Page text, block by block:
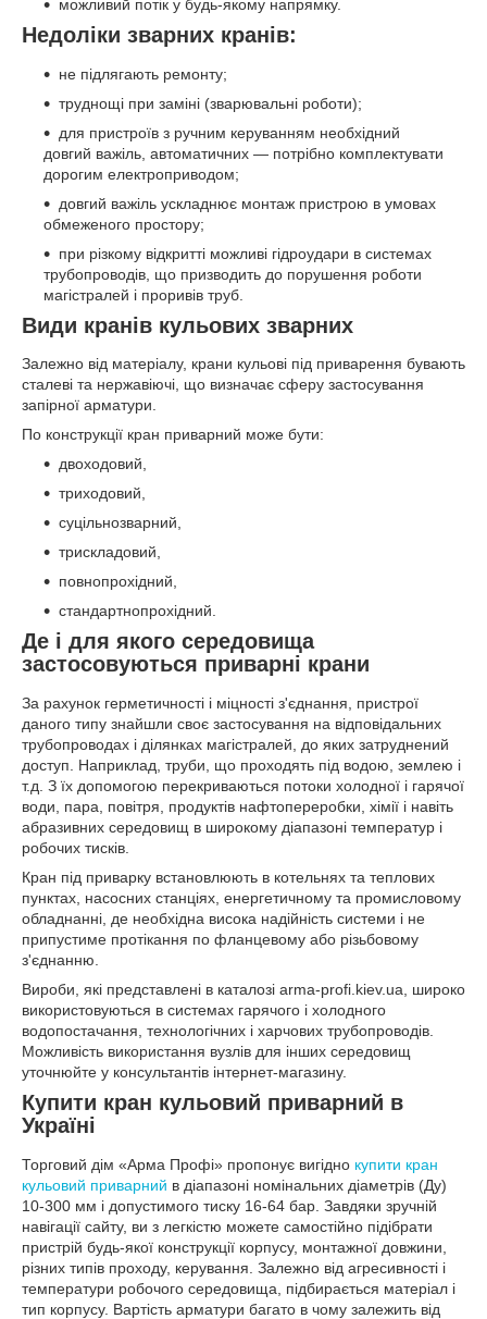
можливий потік у будь-якому напрямку.
Недоліки зварних кранів:
не підлягають ремонту;
труднощі при заміні (зварювальні роботи);
для пристроїв з ручним керуванням необхідний
довгий важіль, автоматичних — потрібно комплектувати
дорогим електроприводом;
довгий важіль ускладнює монтаж пристрою в умовах
обмеженого простору;
при різкому відкритті можливі гідроудари в системах
трубопроводів, що призводить до порушення роботи
магістралей і проривів труб.
Види кранів кульових зварних
Залежно від матеріалу, крани кульові під приварення бувають
сталеві та нержавіючі, що визначає сферу застосування
запірної арматури.
По конструкції кран приварний може бути:
двоходовий,
триходовий,
суцільнозварний,
трискладовий,
повнопрохідний,
стандартнопрохідний.
Де і для якого середовища
застосовуються приварні крани
За рахунок герметичності і міцності з'єднання, пристрої
даного типу знайшли своє застосування на відповідальних
трубопроводах і ділянках магістралей, до яких затруднений
доступ. Наприклад, труби, що проходять під водою, землею і
т.д. З їх допомогою перекриваються потоки холодної і гарячої
води, пара, повітря, продуктів нафтопереробки, хімії і навіть
абразивних середовищ в широкому діапазоні температур і
робочих тисків.
Кран під приварку встановлюють в котельнях та теплових
пунктах, насосних станціях, енергетичному та промисловому
обладнанні, де необхідна висока надійність системи і не
припустиме протікання по фланцевому або різьбовому
з'єднанню.
Вироби, які представлені в каталозі arma-profi.kiev.ua, широко
використовуються в системах гарячого і холодного
водопостачання, технологічних і харчових трубопроводів.
Можливість використання вузлів для інших середовищ
уточнюйте у консультантів інтернет-магазину.
Купити кран кульовий приварний в
Україні
Торговий дім «Арма Профі» пропонує вигідно купити кран
кульовий приварний в діапазоні номінальних діаметрів (Ду)
10-300 мм і допустимого тиску 16-64 бар. Завдяки зручній
навігації сайту, ви з легкістю можете самостійно підібрати
пристрій будь-якої конструкції корпусу, монтажної довжини,
різних типів проходу, керування. Залежно від агресивності і
температури робочого середовища, підбирається матеріал і
тип корпусу. Вартість арматури багато в чому залежить від